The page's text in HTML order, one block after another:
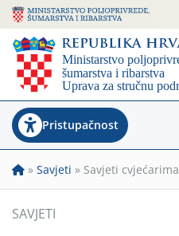
Pristupačnost
» Savjeti » Savjeti cvjećarima
SAVJETI